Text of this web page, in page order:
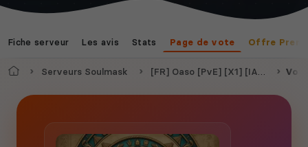
Fiche serveur Les avis Stats Page de vote Offre
AccueilServeurs Soulmask [FR] Oaso [PvE] [X1] [IA DUR] Discord : DdZsQ4Hmsh